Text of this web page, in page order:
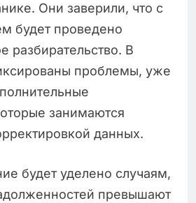
Они заверили, что с
будет проведено
разбирательство. В
проблемы, уже
занимаются
данных.
будет уделено случаям,
превышают